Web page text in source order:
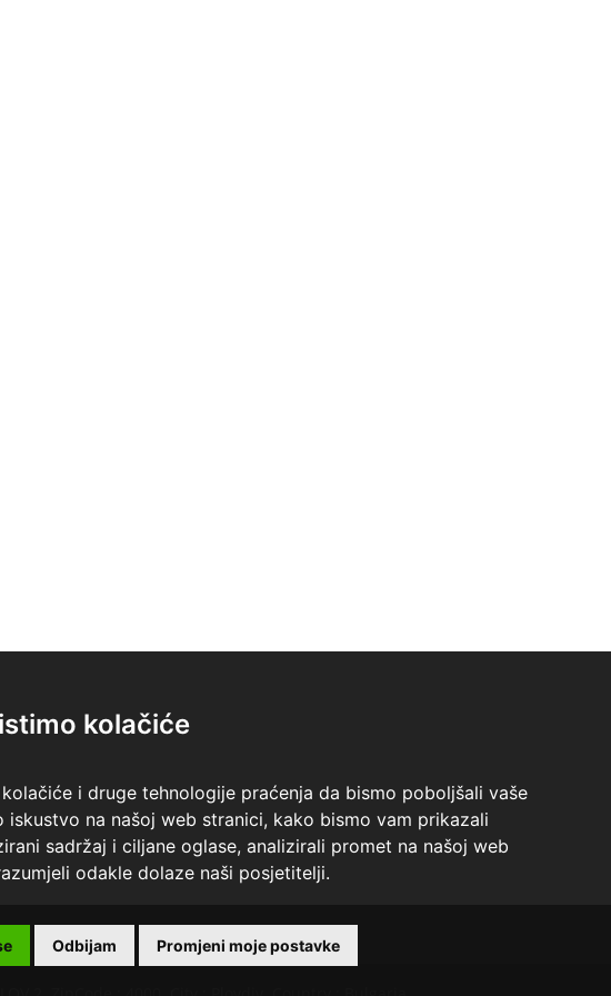
kolačiće
i druge tehnologije praćenja da bismo poboljšali vaše
iskustvo na našoj web stranici, kako bismo vam prikazali
sadržaj i ciljane oglase, analizirali promet na našoj web
odakle dolaze naši posjetitelji.
Odbijam Promjeni moje postavke